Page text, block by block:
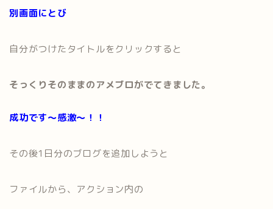
別画面にとび
自分がつけたタイトルをクリックすると
そっくりそのままのアメブロがでてきました。
成功です～感激～！！
その後1日分のブログを追加しようと
ファイルから、アクション内の